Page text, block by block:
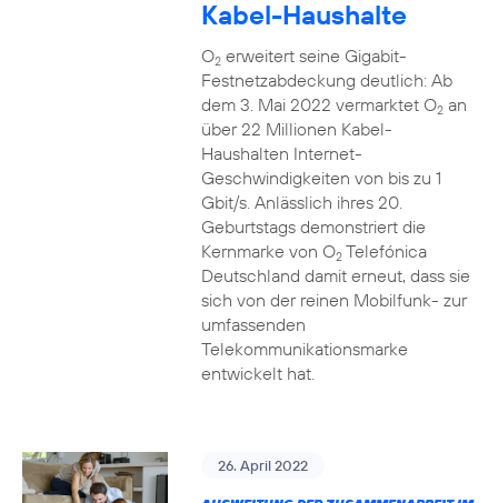
Kabel-Haushalte
O2erweitert seine Gigabit-
Festnetzabdeckung deutlich: Ab
dem 3. Mai 2022 vermarktet O2an
über 22 Millionen Kabel-
Haushalten Internet-
Geschwindigkeiten von bis zu 1
Gbit/s. Anlässlich ihres 20.
Geburtstags demonstriert die
Kernmarke von O2Telefónica
Deutschland damit erneut, dass sie
sich von der reinen Mobilfunk- zur
umfassenden
Telekommunikationsmarke
entwickelt hat.
26. April 2022